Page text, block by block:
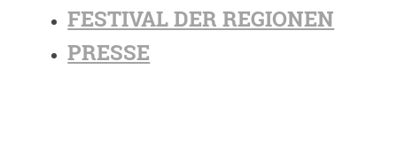
FESTIVAL DER REGIONEN
PRESSE